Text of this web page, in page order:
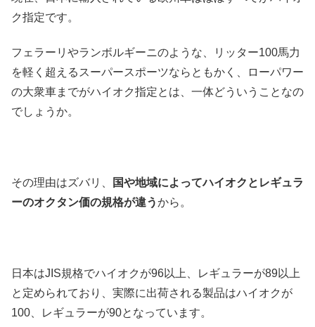
ク指定です。
フェラーリやランボルギーニのような、リッター100馬力
を軽く超えるスーパースポーツならともかく、ローパワー
の大衆車までがハイオク指定とは、一体どういうことなの
でしょうか。
その理由はズバリ、
国や地域によってハイオクとレギュラ
ーのオクタン価の規格が違うから。
日本はJIS規格でハイオクが96以上、レギュラーが89以上
と定められており、実際に出荷される製品はハイオクが
100、レギュラーが90となっています。